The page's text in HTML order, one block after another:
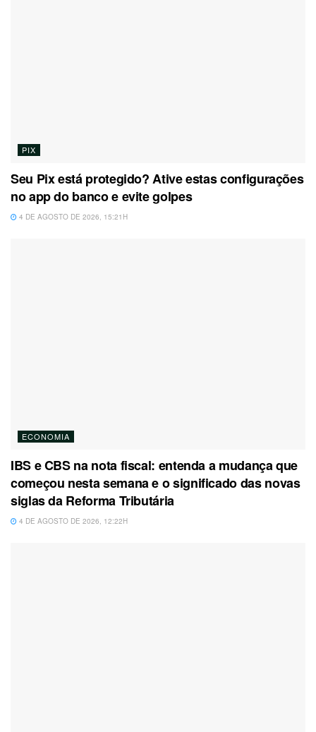
PIX
Seu Pix está protegido? Ative estas configurações
no app do banco e evite golpes
4 DE AGOSTO DE 2026, 15:21H
ECONOMIA
IBS e CBS na nota fiscal: entenda a mudança que
começou nesta semana e o significado das novas
siglas da Reforma Tributária
4 DE AGOSTO DE 2026, 12:22H